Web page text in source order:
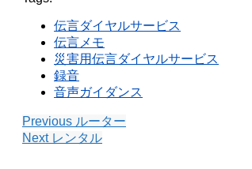
伝言ダイヤルサービス
伝言メモ
災害用伝言ダイヤルサービス
録音
音声ガイダンス
Previous ルーター
Next レンタル